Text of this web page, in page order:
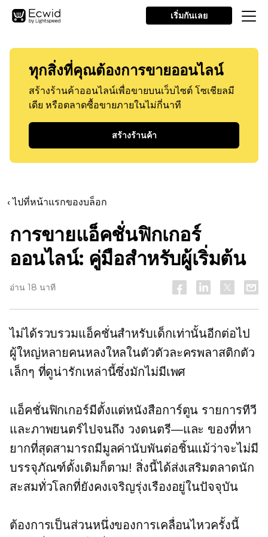
เริ่มกันเลย
ทุกสิ่งที่คุณต้องการขายออนไลน์
สร้างร้านค้าออนไลน์เพื่อขายบนเว็บไซต์ โซเชียลมี
เดีย หรือตลาดซื้อขายภายในไม่กี่นาที
สร้างร้านค้า
‹ ไปที่หน้าแรกของบล็อก
การขายแอ็คชั่นฟิกเกอร์
ออนไลน์: คู่มือสำหรับผู้เริ่มต้น
อ่าน 18 นาที
ไม่ได้รวบรวมแอ็คชั่นสำหรับเด็กเท่านั้นอีกต่อไป
ผู้ใหญ่หลายคนหลงใหลในตัวตัวละครพลาสติกตัว
เล็กๆ ที่ดูน่ารักเหล่านี้ซึ่งมักไม่มีเพศ
แอ็คชั่นฟิกเกอร์มีตั้งแต่หนังสือการ์ตูน รายการทีวี
และภาพยนตร์ไปจนถึง วงดนตรี—และ ของที่หา
ยากที่สุดสามารถมีมูลค่านับพันต่อชิ้นแม้ว่าจะไม่มี
บรรจุภัณฑ์ดั้งเดิมก็ตาม! สิ่งนี้ได้ส่งเสริมตลาดนัก
สะสมทั่วโลกที่ยังคงเจริญรุ่งเรืองอยู่ในปัจจุบัน
ต้องการเป็นส่วนหนึ่งของการเคลื่อนไหวครั้งนี้